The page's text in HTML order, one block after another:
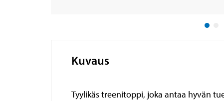
Kuvaus
Tyylikäs treenitoppi, joka antaa hyvän